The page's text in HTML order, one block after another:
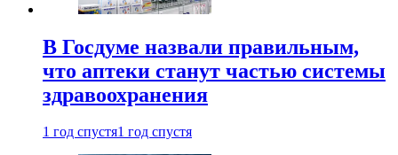
В Госдуме назвали правильным,
что аптеки станут частью системы
здравоохранения
1 год спустя1 год спустя